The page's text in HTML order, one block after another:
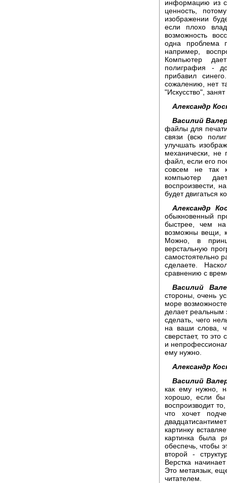
информацию из
ценность,
изображении
если плохо
возможность
одна проблема
например,
Компьютер
полиграфия -
прибавил
сожалению, нет
"Искусство",
Александр
Василий
файлы для
связи (всю
улучшать
механически, не
файл, если его
совсем не так
компьютер
воспроизвести,
будет двигаться
Александр
обыкновенный
быстрее, чем
возможны вещи,
Можно, в
верстальную
самостоятельно
сделаете.
сравнению с
Василий
стороны, очень
море
делает реальным
сделать, чего
на ваши слова,
сверстает, то это
и
ему нужно.
Александр
Василий
как ему нужно,
хорошо, если бы
воспроизводит
что хочет
картинку
картинка была
обеспечь, чтобы
второй -
Верстка
Это метаязык,
читателем.